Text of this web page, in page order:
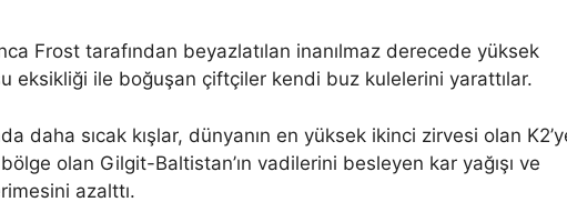
Frost tarafından beyazlatılan inanılmaz derecede yüksek
eksikliği ile boğuşan çiftçiler kendi buz kulelerini yarattılar.
daha sıcak kışlar, dünyanın en yüksek ikinci zirvesi olan
olan Gilgit-Baltistan’ın vadilerini besleyen kar yağışı ve
azalttı.